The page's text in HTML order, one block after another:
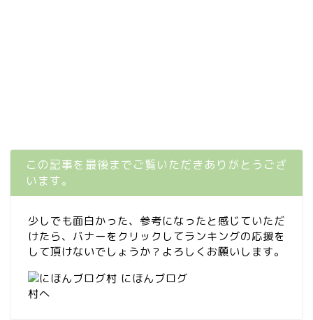
この記事を最後までご覧いただきありがとうござ
います。
少しでも面白かった、参考になったと感じていただ
けたら、バナーをクリックしてランキングの応援を
して頂けないでしょうか？よろしくお願いします。